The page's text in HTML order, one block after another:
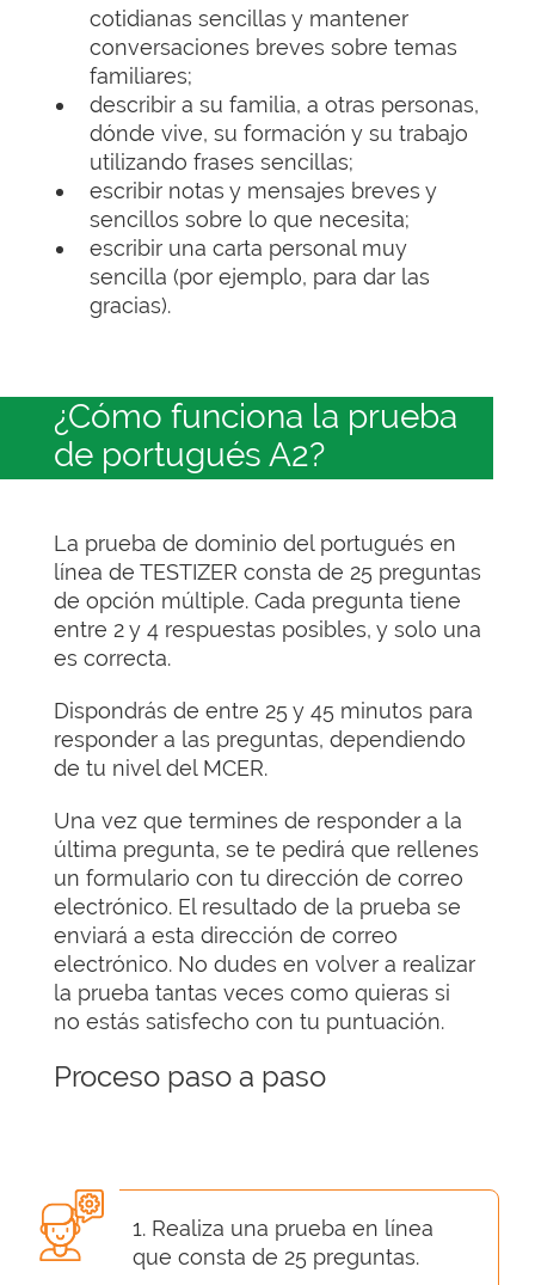
cotidianas sencillas y mantener
conversaciones breves sobre temas
familiares;
describir a su familia, a otras personas,
dónde vive, su formación y su trabajo
utilizando frases sencillas;
escribir notas y mensajes breves y
sencillos sobre lo que necesita;
escribir una carta personal muy
sencilla (por ejemplo, para dar las
gracias).
¿Cómo funciona la prueba
de portugués A2?
La prueba de dominio del portugués en
línea de TESTIZER consta de 25 preguntas
de opción múltiple. Cada pregunta tiene
entre 2 y 4 respuestas posibles, y solo una
es correcta.
Dispondrás de entre 25 y 45 minutos para
responder a las preguntas, dependiendo
de tu nivel del MCER.
Una vez que termines de responder a la
última pregunta, se te pedirá que rellenes
un formulario con tu dirección de correo
electrónico. El resultado de la prueba se
enviará a esta dirección de correo
electrónico. No dudes en volver a realizar
la prueba tantas veces como quieras si
no estás satisfecho con tu puntuación.
Proceso paso a paso
1. Realiza una prueba en línea
que consta de 25 preguntas.